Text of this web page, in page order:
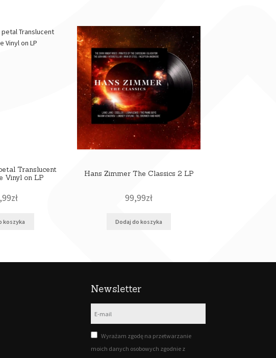
Translucent
Vinyl on LP
zł
koszyka
Hans Zimmer The Classics 2 LP
99,99zł
Dodaj do koszyka
Newsletter
Wyrażam zgodę na przetwarzanie
moich danych osobowych zgodnie z